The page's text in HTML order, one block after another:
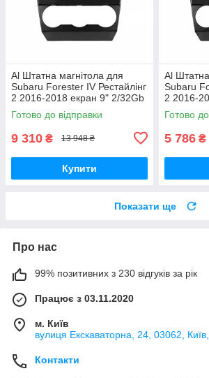
Al Штатна магнітола для
Subaru Forester IV Рестайлінг
2 2016-2018 екран 9" 2/32Gb
4G Wi-Fi GPS Top Android
Готово до відправки
9 310 ₴ 13 948 ₴
Купити
Al
Subaru
2 2016-
Wi-Fi
Готово
5 786 ₴
Показати ще
Про нас
99% позитивних з 230 відгуків за рік
Працює з 03.11.2020
м. Київ
вулиця Екскаваторна, 24, 03062,
Контакти